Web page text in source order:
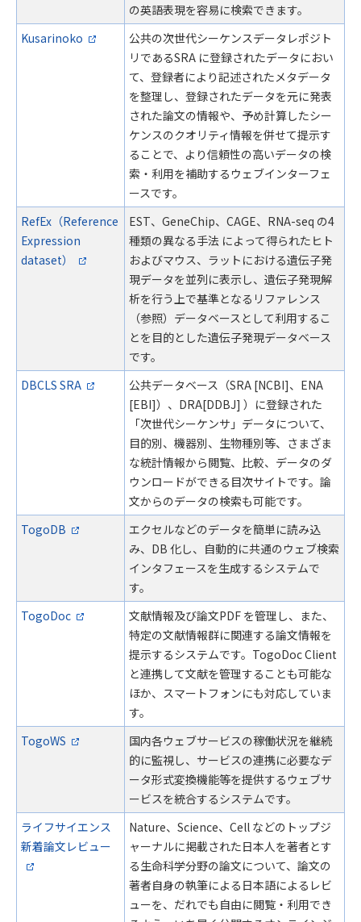
の英語表現を容易に検索できます。
Kusarinoko
公共の次世代シーケンスデータレポジト
リであるSRA に登録されたデータにおい
て、登録者により記述されたメタデータ
を整理し、登録されたデータを元に発表
された論文の情報や、予め計算したシー
ケンスのクオリティ情報を併せて提示す
ることで、より信頼性の高いデータの検
索・利用を補助するウェブインターフェ
ースです。
RefEx（Reference
Expression
dataset）
EST、GeneChip、CAGE、RNA-seq の4
種類の異なる手法 によって得られたヒト
およびマウス、ラットにおける遺伝子発
現データを並列に表示し、遺伝子発現解
析を行う上で基準となるリファレンス
（参照）データベースとして利用するこ
とを目的とした遺伝子発現データベース
です。
DBCLS SRA
公共データベース（SRA [NCBI]、ENA
[EBI]）、DRA[DDBJ] ）に登録された
「次世代シーケンサ」データについて、
目的別、機器別、生物種別等、さまざま
な統計情報から閲覧、比較、データのダ
ウンロードができる目次サイトです。論
文からのデータの検索も可能です。
TogoDB
エクセルなどのデータを簡単に読み込
み、DB 化し、自動的に共通のウェブ検索
インタフェースを生成するシステムで
す。
TogoDoc
文献情報及び論文PDF を管理し、また、
特定の文献情報群に関連する論文情報を
提示するシステムです。TogoDoc Client
と連携して文献を管理することも可能な
ほか、スマートフォンにも対応していま
す。
TogoWS
国内各ウェブサービスの稼働状況を継続
的に監視し、サービスの連携に必要なデ
ータ形式変換機能等を提供するウェブサ
ービスを統合するシステムです。
ライフサイエンス
新着論文レビュー
Nature、Science、Cell などのトップジ
ャーナルに掲載された日本人を著者とす
る生命科学分野の論文について、論文の
著者自身の執筆による日本語によるレビ
ューを、だれでも自由に閲覧・利用でき